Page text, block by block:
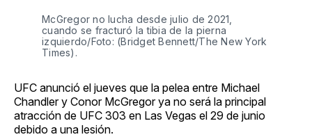
McGregor no lucha desde julio de 2021,
cuando se fracturó la tibia de la pierna
izquierdo/Foto: (Bridget Bennett/The New York
Times).
UFC anunció el jueves que la pelea entre Michael
Chandler y Conor McGregor ya no será la principal
atracción de UFC 303 en Las Vegas el 29 de junio
debido a una lesión.